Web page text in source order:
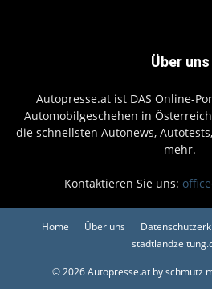
Über uns
Autopresse.at ist DAS Online-
Automobilgeschehen in
die schnellsten Autonews,
mehr.
Kontaktieren Sie uns:
Home Über uns
© 2026 Autopresse.at by schmutz